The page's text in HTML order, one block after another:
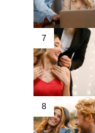
7
8